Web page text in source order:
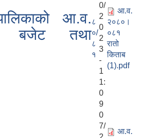
आ.व.
बजेट तथा
८
०/
८
१
0/
2
0
2
3
-
1
1:
0
9
आ.व.
२०८०।
०८१
रातो
किताब
(1).pdf
0
7/
आ.व.